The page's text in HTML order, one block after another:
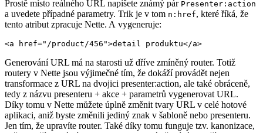
Prostě místo reálného URL napíšete známý pár Presenter:action
a uvedete případné parametry. Trik je v tom n:href, které říká, že
tento atribut zpracuje Nette. A vygeneruje:
Generování URL má na starosti už dříve zmíněný router. Totiž
routery v Nette jsou výjimečné tím, že dokáží provádět nejen
transformace z URL na dvojici presenter:action, ale také obráceně,
tedy z názvu presenteru + akce + parametrů vygenerovat URL.
Díky tomu v Nette můžete úplně změnit tvary URL v celé hotové
aplikaci, aniž byste změnili jediný znak v šabloně nebo presenteru.
Jen tím, že upravíte router. Také díky tomu funguje tzv. kanonizace,